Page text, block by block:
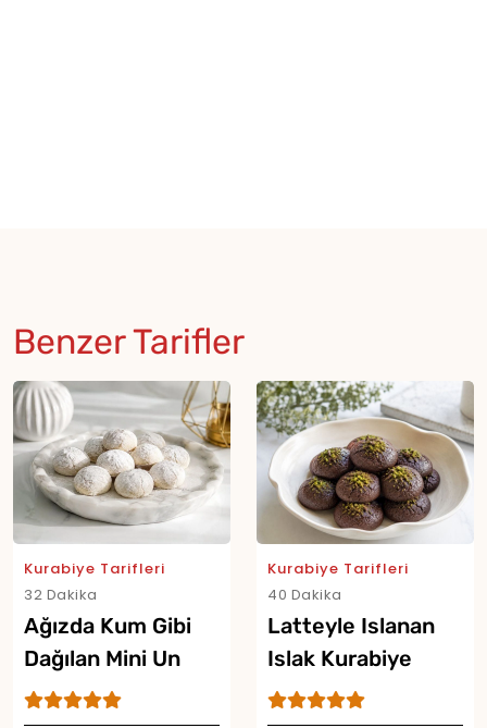
Benzer Tarifler
Kurabiye Tarifleri
32 Dakika
Ağızda Kum Gibi
Dağılan Mini Un
Kurabiyesi Tarifi
Kurabiye Tarifleri
40 Dakika
Latteyle Islanan
Islak Kurabiye
Tarifi